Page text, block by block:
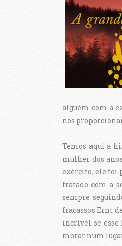
alguém com a
nos
Temos aqui a
mulher dos
exército, ele foi
tratado com a
sempre
fracassos Ernt
incrível se esse
morar num